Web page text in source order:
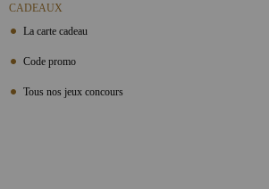
CADEAUX
La carte cadeau
Code promo
Tous nos jeux concours